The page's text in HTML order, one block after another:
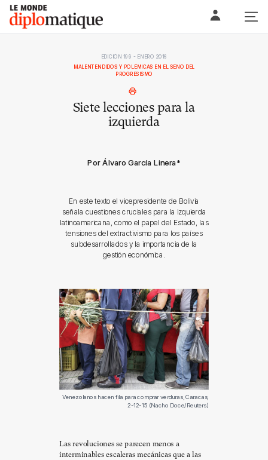
Skip
content
Le monde diplomatique
EDICIÓN 199 - ENERO 2016
MALENTENDIDOS Y POLÉMICAS EN EL SENO DEL
PROGRESISMO
Siete lecciones para la
izquierda
Por Álvaro García Linera*
En este texto el vicepresidente de Bolivia
señala cuestiones cruciales para la izquierda
latinoamericana, como el papel del Estado, las
tensiones del extractivismo para los países
subdesarrollados y la importancia de la
gestión económica.
Venezolanos hacen fila para comprar verduras, Caracas,
2-12-15 (Nacho Doce/Reuters)
Las revoluciones se parecen menos a
interminables escaleras mecánicas que a las